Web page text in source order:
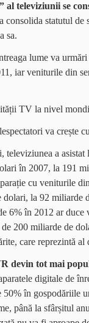
al televiziunii se
consolida statutul
sa.
lume va
iar veniturile din
TV la nivel
va crește
a
în 2007, la 191
cu veniturile
dolari, la 92 miliarde
6% în 2012 ar
200 miliarde de
care reprezintă al
devin tot mai
digitale de
50% în gospodăriile
până la sfârșitul